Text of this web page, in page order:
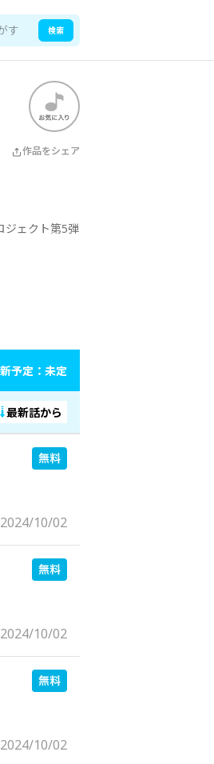
検索
作品をシェア
ジェクト第5弾
予定：未定
最新話から
2024/10/02
2024/10/02
2024/10/02